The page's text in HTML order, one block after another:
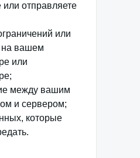
или отправляете
или
на вашем
или
между вашим
и сервером;
которые